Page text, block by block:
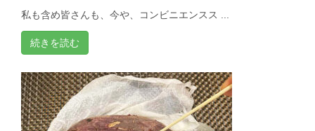
私も含め皆さんも、今や、コンビニエンスス ...
続きを読む